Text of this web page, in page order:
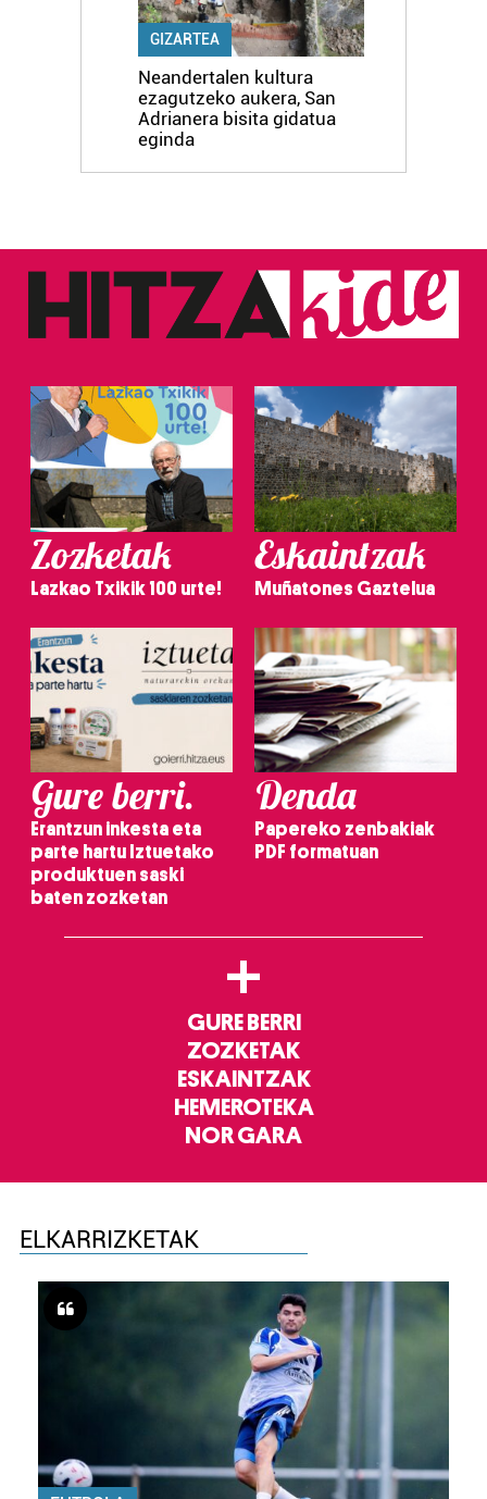
GIZARTEA
Neandertalen kultura
ezagutzeko aukera, San
Adrianera bisita gidatua
eginda
Zozketak
Lazkao Txikik 100 urte!
Eskaintzak
Muñatones Gaztelua
Gure berri.
Erantzun inkesta eta
parte hartu Iztuetako
produktuen saski
baten zozketan
Denda
Papereko zenbakiak
PDF formatuan
+
GURE BERRI
ZOZKETAK
ESKAINTZAK
HEMEROTEKA
NOR GARA
ELKARRIZKETAK